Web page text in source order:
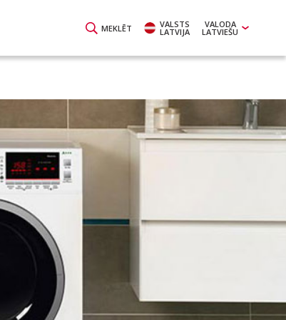
MEKLĒT VALSTS
LATVIJA
VALODA
LATVIEŠU